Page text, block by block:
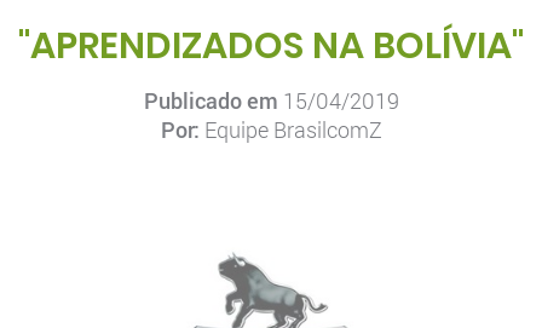
"APRENDIZADOS NA BOLÍVIA"
Publicado em 15/04/2019
Por: Equipe BrasilcomZ